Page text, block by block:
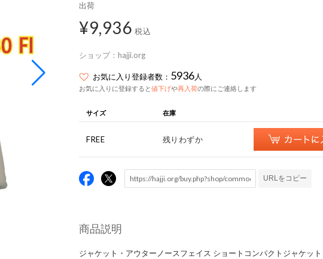
出荷
¥9,936 税込
ショップ： hajji.org
お気に入り登録者数： 5936人
お気に入りに登録すると値下げや再入荷の際にご連絡します
サイズ 在庫
FREE 残りわずか
URLをコピー
商品説明
ジャケット・アウターノースフェイス ショートコンパクトジャケッ